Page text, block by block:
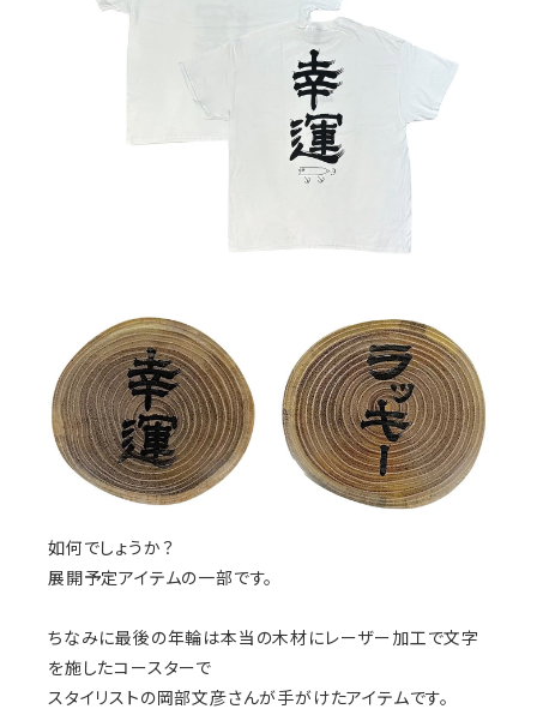
如何でしょうか？
展開予定アイテムの一部です。
ちなみに最後の年輪は本当の木材にレーザー加工で文字
を施したコースターで
スタイリストの岡部文彦さんが手がけたアイテムです。